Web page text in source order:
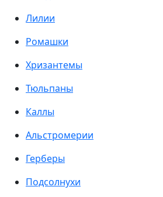
Лилии
Ромашки
Хризантемы
Тюльпаны
Каллы
Альстромерии
Герберы
Подсолнухи